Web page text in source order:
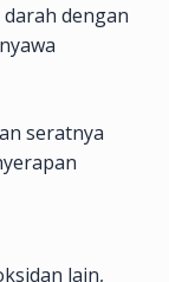
dengan
seratnya
lain,